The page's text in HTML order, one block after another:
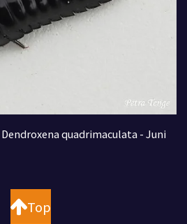
quadrimaculata - Juni
Top